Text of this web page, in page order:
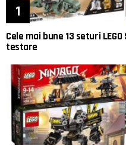
Cele mai bune 13 seturi
testare